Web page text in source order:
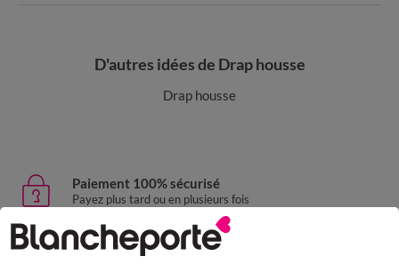
D'autres idées de Drap housse
Drap housse
Paiement 100% sécurisé
Payez plus tard ou en plusieurs fois
Livraison express